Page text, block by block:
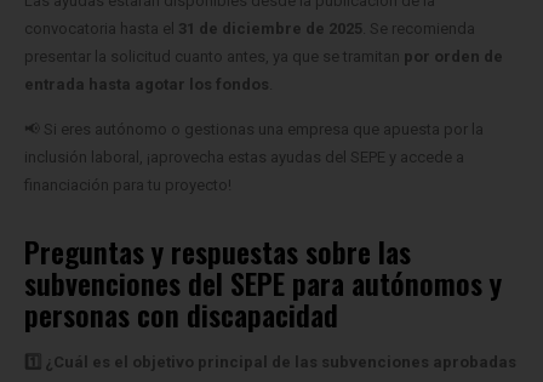
convocatoria hasta el 31 de diciembre de 2025 . Se recomienda
presentar la solicitud cuanto antes, ya que se tramitan por orden de
entrada hasta agotar los fondos
📢 Si eres autónomo o gestionas una empresa que apuesta por la
inclusión laboral, ¡aprovecha estas ayudas del SEPE y accede a
financiación para tu proyecto!
Preguntas y respuestas sobre las
subvenciones del SEPE para autónomos y
personas con discapacidad
1️⃣ ¿Cuál es el objetivo principal de las subvenciones aprobadas